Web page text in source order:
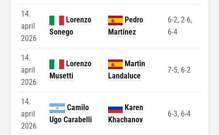
14.
april
2026
Lorenzo
Sonego
Pedro
Martinez
6-2, 2-6,
6-4
14.
april
2026
Lorenzo
Musetti
Martin
Landaluce
7-5, 6-2
14.
april
2026
Camilo
Ugo Carabelli
Karen
Khachanov
6-3, 6-4